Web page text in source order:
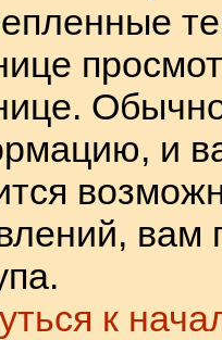
и
вам
к